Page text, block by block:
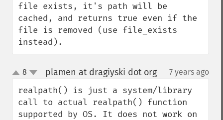
file exists, it's path will be
cached, and returns true even if the
file is removed (use file_exists
instead).
up
down
8 plamen at dragiyski dot org¶ 7 years ago
realpath() is just a system/library
call to actual realpath() function
supported by OS. It does not work on